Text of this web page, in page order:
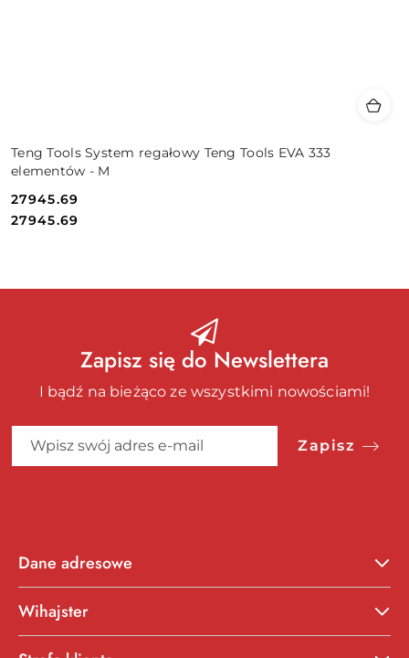
Teng Tools System regałowy Teng Tools EVA 333
elementów - M
Cena:
27945.69
Cena:
27945.69
Zapisz się do Newslettera
I bądź na bieżąco ze wszystkimi nowościami!
Zapisz
Dane adresowe
Wihajster